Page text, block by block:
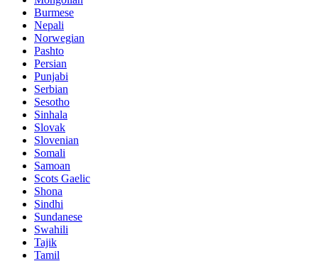
Burmese
Nepali
Norwegian
Pashto
Persian
Punjabi
Serbian
Sesotho
Sinhala
Slovak
Slovenian
Somali
Samoan
Scots Gaelic
Shona
Sindhi
Sundanese
Swahili
Tajik
Tamil